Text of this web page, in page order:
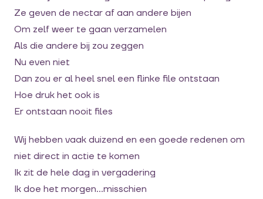
Ze geven de nectar af aan andere bijen
Om zelf weer te gaan verzamelen
Als die andere bij zou zeggen
Nu even niet
Dan zou er al heel snel een flinke file ontstaan
Hoe druk het ook is
Er ontstaan nooit files
Wij hebben vaak duizend en een goede redenen om
niet direct in actie te komen
Ik zit de hele dag in vergadering
Ik doe het morgen…misschien